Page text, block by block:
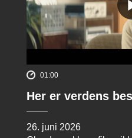
01:00
Her er verdens
26. juni 2026